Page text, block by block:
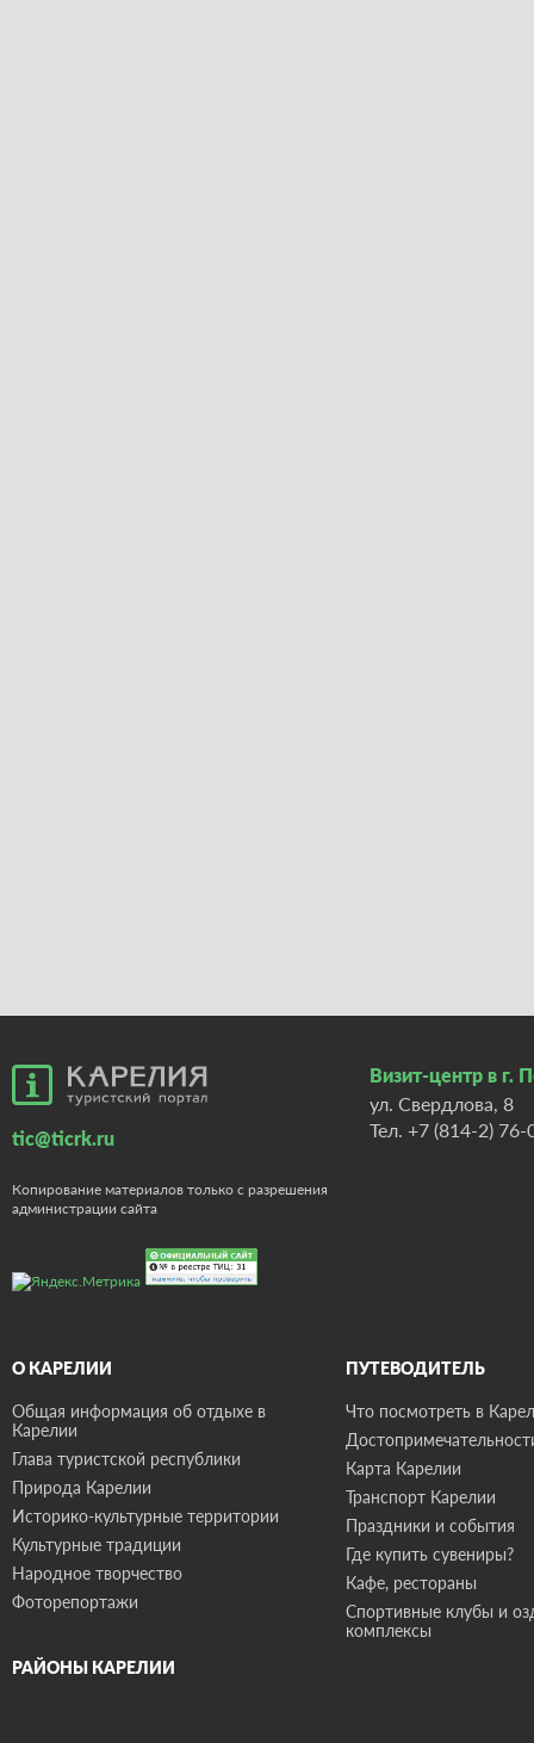
tic@ticrk.ru
Копирование материалов только с разрешения
администрации сайта
Визит-центр в г.
ул. Свердлова, 8
Тел. +7 (814-2) 76-
О КАРЕЛИИ
Общая информация об отдыхе в
Карелии
Глава туристской республики
Природа Карелии
Историко-культурные территории
Культурные традиции
Народное творчество
Фоторепортажи
РАЙОНЫ КАРЕЛИИ
ПУТЕВОДИТЕЛЬ
Что посмотреть в
Карта Карелии
Транспорт Карелии
Праздники и события
Где купить сувениры?
Кафе, рестораны
Спортивные клубы и
комплексы